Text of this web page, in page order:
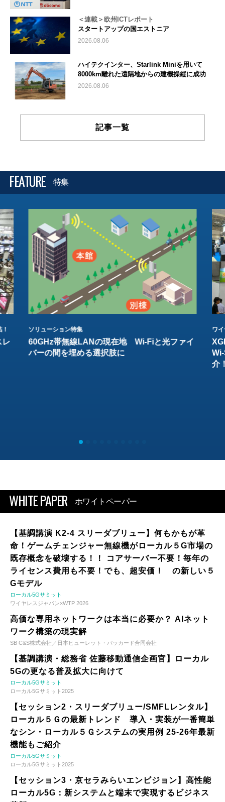
＜連載＞欧州ICTレポート
スタートアップの国エストニア
2026.08.06
ハイテクインター、Starlink Miniを用いて
8000km離れた遠隔地からの建機操縦に成功
2026.08.06
記事一覧
FEATURE 特集
レ
ソリューション特集
60GHz帯無線LANの現在地 Wi-Fiと光ファイ
バーの間を埋める選択肢に
ワ
介
WHITE PAPER ホワイトペーパー
【基調講演 K2-4 スリーダブリュー】何もかもが革
命！ゲームチェンジャー無線機がローカル５G市場の
既存概念を破壊する！！ コアサーバー不要！毎年の
ライセンス費用も不要！でも、超安価！ の新しい５
Gモデル
ローカル5Gサミット
ワイヤレスジャパン×WTP 2026
高価な専用ネットワークは本当に必要か？ AIネット
ワーク構築の現実解
SB C&S株式会社／日本ヒューレット・パッカード合同会社
【基調講演・総務省 佐藤移動通信企画官】ローカル
5Gの更なる普及拡大に向けて
ローカル5Gサミット
ローカル5Gサミット2025
【セッション2・スリーダブリュー/SMFLレンタル】
ローカル５Ｇの最新トレンド 導入・実装が一番簡単
なシン・ローカル５Ｇシステムの実用例 25-26年最新
機能もご紹介
ローカル5Gサミット
ローカル5Gサミット2025
【セッション3・京セラみらいエンビジョン】高性能
ローカル5G：新システムと端末で実現するビジネス